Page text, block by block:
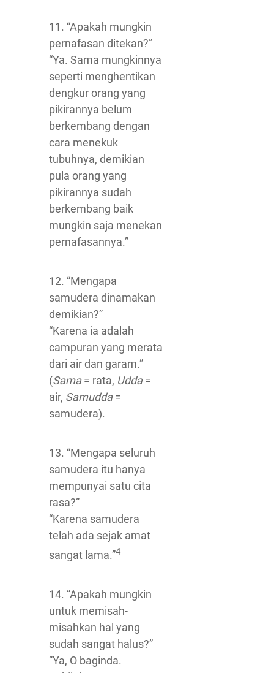
11. “Apakah mungkin
pernafasan ditekan?”
“Ya. Sama mungkinnya
seperti menghentikan
dengkur orang yang
pikirannya belum
berkembang dengan
cara menekuk
tubuhnya, demikian
pula orang yang
pikirannya sudah
berkembang baik
mungkin saja menekan
pernafasannya.”
12. “Mengapa
samudera dinamakan
demikian?”
“Karena ia adalah
campuran yang merata
dari air dan garam.”
(Sama= rata, Udda=
air, Samudda=
samudera).
13. “Mengapa seluruh
samudera itu hanya
mempunyai satu cita
rasa?”
“Karena samudera
telah ada sejak amat
sangat lama.”4
14. “Apakah mungkin
untuk memisah-
misahkan hal yang
sudah sangat halus?”
“Ya, O baginda.